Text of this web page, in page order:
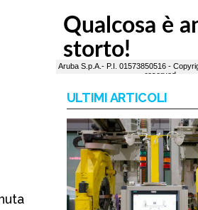
ULTIMI ARTICOLI